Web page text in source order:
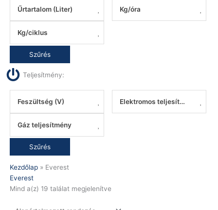
Űrtartalom (Liter) Kg/óra
Kg/ciklus
Szűrés
Teljesítmény:
Feszültség (V) Elektromos teljesítmény
Gáz teljesítmény
Szűrés
Kezdőlap » Everest
Everest
Mind a(z) 19 találat megjelenítve